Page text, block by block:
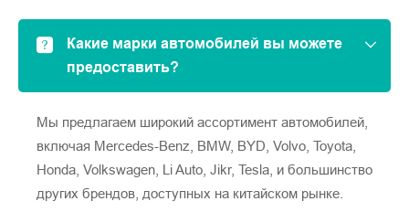
Какие марки автомобилей вы можете
предоставить?
Мы предлагаем широкий ассортимент автомобилей,
включая Mercedes-Benz, BMW, BYD, Volvo, Toyota,
Honda, Volkswagen, Li Auto, Jikr, Tesla, и большинство
других брендов, доступных на китайском рынке.